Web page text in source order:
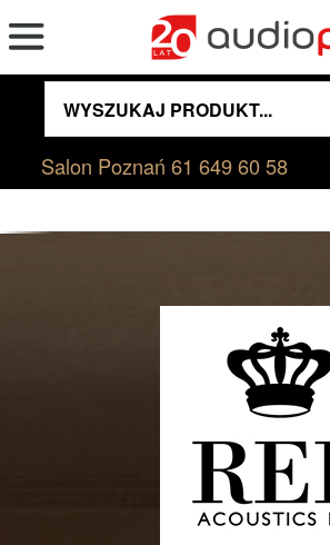
Salon Poznań61 649 60 58